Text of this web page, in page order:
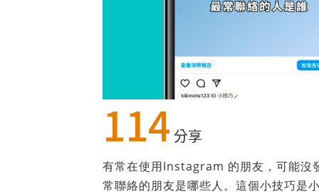
114 分享
有常在使用Instagram 的朋友，可能沒
常聯絡的朋友是哪些人。這個小技巧是